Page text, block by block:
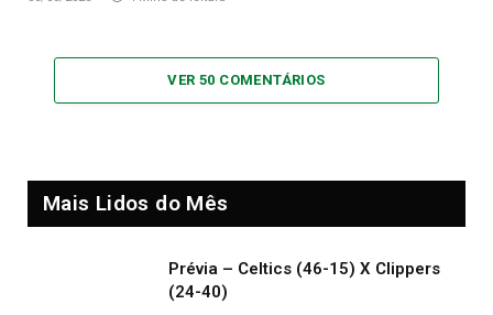
VER 50 COMENTÁRIOS
Mais Lidos do Mês
Prévia – Celtics (46-15) X Clippers
(24-40)